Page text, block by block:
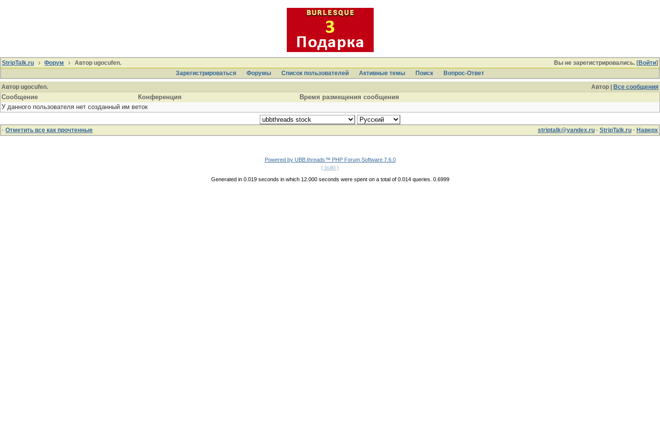
Вы не зарегистрировались. [Войти]
StripTalk.ru Форум
Автор ugocufen.
Зарегистрироваться
Форумы Список пользователей Активные темы Поиcк
Вопрос-Ответ
Автор |
Все сообщения
Автор ugocufen.
Сообщение Конференция
Время размещения сообщения
У данного пользователя нет созданный им веток
· Отметить все как прочтенные striptalk@yandex.ru · StripTalk.ru · Наверх
Powered by UBB.threads™ PHP Forum Software 7.6.0
( build )
Generated in 0.019 seconds in which 12.000 seconds were spent on a total of 0.014 queries. 0.6999